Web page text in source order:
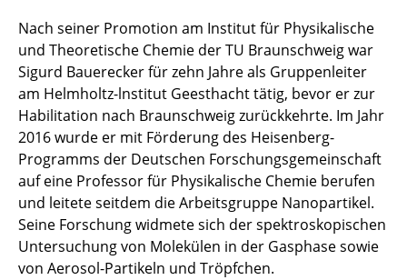
Nach seiner Promotion am Institut für Physikalische
und Theoretische Chemie der TU Braunschweig war
Sigurd Bauerecker für zehn Jahre als Gruppenleiter
am Helmholtz-lnstitut Geesthacht tätig, bevor er zur
Habilitation nach Braunschweig zurückkehrte. Im Jahr
2016 wurde er mit Förderung des Heisenberg-
Programms der Deutschen Forschungsgemeinschaft
auf eine Professor für Physikalische Chemie berufen
und leitete seitdem die Arbeitsgruppe Nanopartikel.
Seine Forschung widmete sich der spektroskopischen
Untersuchung von Molekülen in der Gasphase sowie
von Aerosol-Partikeln und Tröpfchen.